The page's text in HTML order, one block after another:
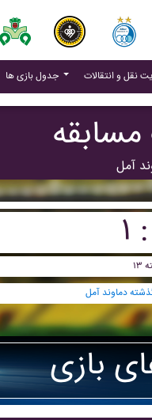
جدول بازی ها نقل و انتقالات
۸
بازی